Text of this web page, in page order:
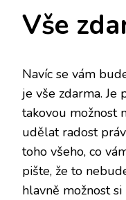
Vše
Navíc se vám
je vše zdarma. Je
takovou možnost
udělat radost
toho všeho, co
pište, že to
hlavně možnost